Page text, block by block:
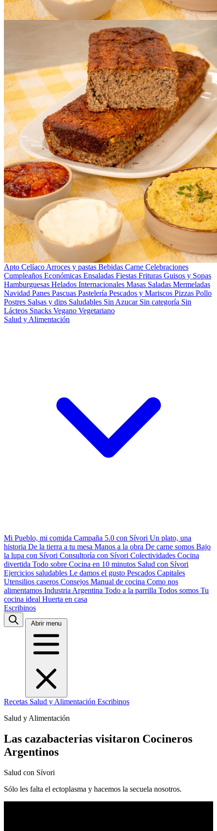
Apto Celíaco Arroces y pastas Bebidas Carne Celebraciones
Cumpleaños Económicas Ensaladas Fiestas Frituras Guisos y Sopas
Hamburguesas Helados Internacionales Masas Saladas Mermeladas
Navidad Panes Pascuas Pastelería Pescados y Mariscos Pizzas Pollo
Postres Salsas y dips Saludables Sin Azucar Sin categoría Sin
Lácteos Snacks Vegano Vegetariano
Salud y Alimentación
Mi Pueblo, mi comida Campaña 5.0 con Sívori Un plato, una
historia De la tierra a tu mesa Manos a la obra De carne somos Bajo
la lupa con Sívori Consultoría con Sívori Colectividades Cocina
divertida Todo sobre Cocina en 10 minutos Salud con Sívori
Ejercicios saludables Le damos el gusto Pescados Capitales
Utensilios caseros Consejos Manual de cocina Como nos
alimentamos Industria Argentina Todo a la parrilla Todos somos Tu
cocina ideal Huerta en casa
Escribinos
Abrir menu
Recetas Salud y Alimentación Escribinos
Salud y Alimentación
Las cazabacterias visitaron Cocineros
Argentinos
Salud con Sívori
Sólo les falta el ectoplasma y hacemos la secuela nosotros.